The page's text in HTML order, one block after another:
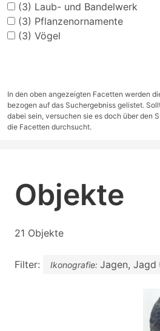
(3) Laub- und Bandelwerk
(3) Pflanzenornamente
(3) Vögel
In den oben angezeigten Facetten werden
bezogen auf das Suchergebniss gelistet.
dabei sein, versuchen sie es doch über den
die Facetten durchsucht.
Objekte
21 Objekte
Filter: Ikonografie: Jagen, Jagd